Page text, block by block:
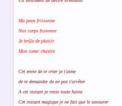
Ma peau frissonne
Nos corps fusionne
Je brûle de plaisir
Mon coeur chavire
Cet envie de te crier je t'aime
de te demander de ne pas t'arrêter
A cet instant je renie toute haine
Cet instant magique je ne fait que le savourer